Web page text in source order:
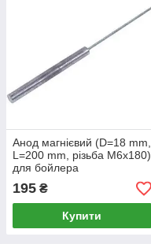
Анод магнієвий (D=18 mm,
L=200 mm, різьба M6x180)
для бойлера
195 ₴
Купити